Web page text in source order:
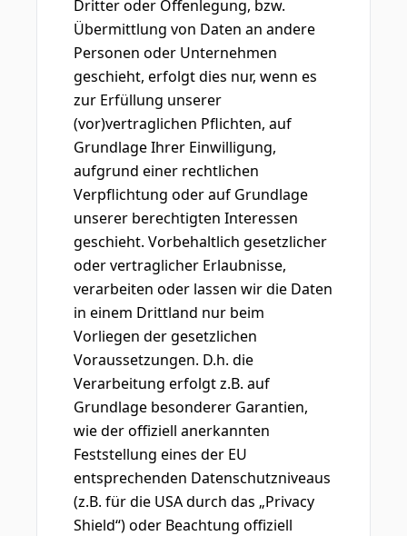
Dritter oder Offenlegung, bzw.
Übermittlung von Daten an andere
Personen oder Unternehmen
geschieht, erfolgt dies nur, wenn es
zur Erfüllung unserer
(vor)vertraglichen Pflichten, auf
Grundlage Ihrer Einwilligung,
aufgrund einer rechtlichen
Verpflichtung oder auf Grundlage
unserer berechtigten Interessen
geschieht. Vorbehaltlich gesetzlicher
oder vertraglicher Erlaubnisse,
verarbeiten oder lassen wir die Daten
in einem Drittland nur beim
Vorliegen der gesetzlichen
Voraussetzungen. D.h. die
Verarbeitung erfolgt z.B. auf
Grundlage besonderer Garantien,
wie der offiziell anerkannten
Feststellung eines der EU
entsprechenden Datenschutzniveaus
(z.B. für die USA durch das „Privacy
Shield“) oder Beachtung offiziell